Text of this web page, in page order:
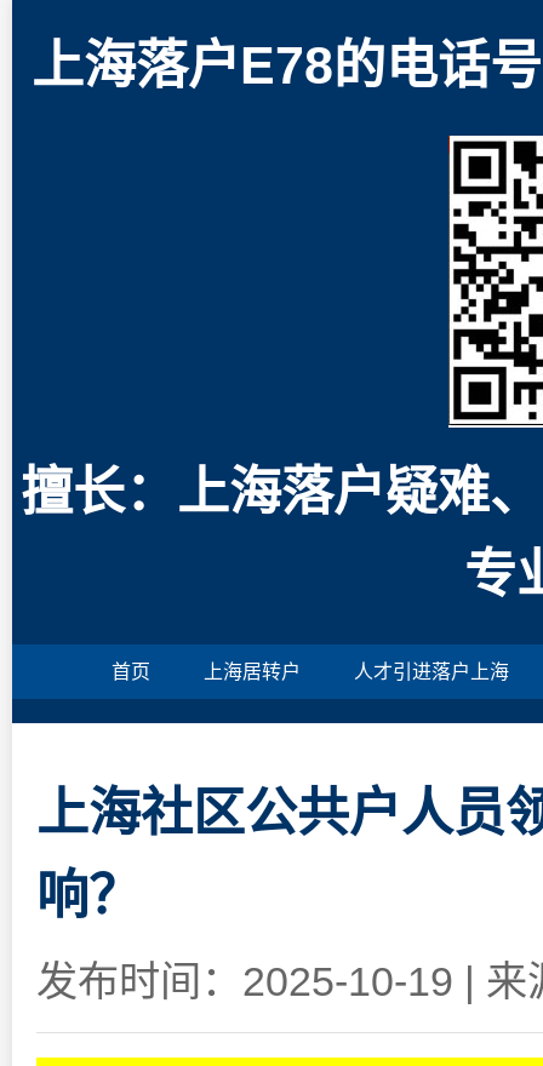
上海落户E78的电话
擅长：上海落户疑难
专
首页 上海居转户 人才引进落户上海
上海社区公共户人员
响？
发布时间：2025-10-19 | 来